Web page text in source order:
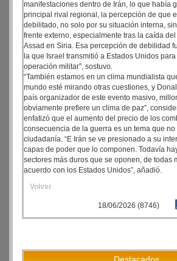
manifestaciones dentro de Irán, lo que había
principal rival regional, la percepción de que
debilitado, no solo por su situación interna,
frente externo, especialmente tras la caída
Assad en Siria. Esa percepción de debilidad
la que Israel transmitió a Estados Unidos
operación militar”, sostuvo.
“También estamos en un clima mundialista
mundo esté mirando otras cuestiones, y
país organizador de este evento masivo,
obviamente prefiere un clima de paz”,
enfatizó que el aumento del precio de los
consecuencia de la guerra es un tema que
ciudadanía. “E Irán se ve presionado a su
capas de poder que lo componen. Todavía
sectores más duros que se oponen, de todas
acuerdo con los Estados Unidos”, añadió.
Volver
18/06/2026 (8746)